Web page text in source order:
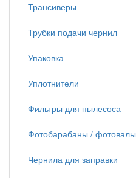
Трансиверы
Трубки подачи чернил
Упаковка
Уплотнители
Фильтры для пылесоса
Фотобарабаны / фотовалы
Чернила для заправки